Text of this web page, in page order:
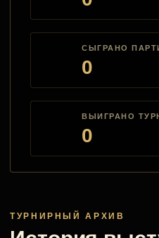
СЫГРАНО
0
ВЫИГРАНО
0
ТУРНИРНЫЙ АРХИВ